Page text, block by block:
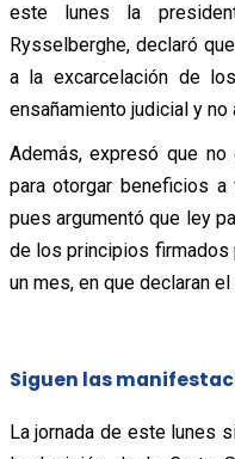
este lunes la
Rysselberghe, declaró
a la excarcelación de
ensañamiento judicial y no
Además, expresó que
para otorgar beneficios a
pues argumentó que ley
de los principios
un mes, en que declaran
Siguen las
La jornada de este lunes